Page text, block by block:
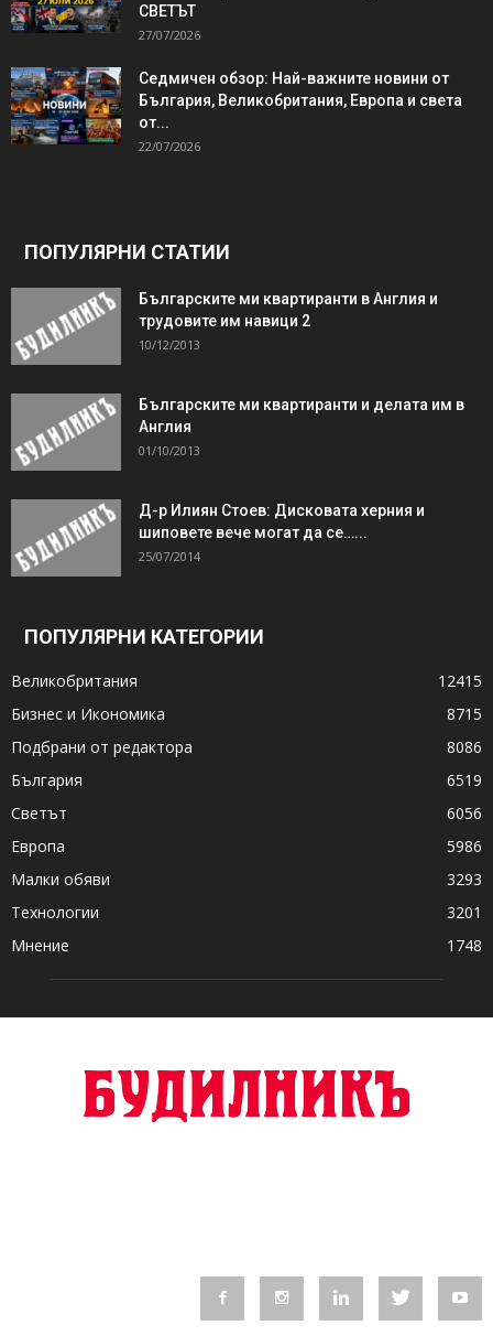
СВЕТЪТ
27/07/2026
Седмичен обзор: Най-важните новини от
България, Великобритания, Европа и света
от...
22/07/2026
ПОПУЛЯРНИ СТАТИИ
Българските ми квартиранти в Англия и
трудовите им навици 2
10/12/2013
Българските ми квартиранти и делата им в
Англия
01/10/2013
Д-р Илиян Стоев: Дисковата херния и
шиповете вече могат да се…...
25/07/2014
ПОПУЛЯРНИ КАТЕГОРИИ
Великобритания
12415
Бизнес и Икономика
8715
Подбрани от редактора
8086
България
6519
Светът
6056
Европа
5986
Малки обяви
3293
Технологии
3201
Мнение
1748